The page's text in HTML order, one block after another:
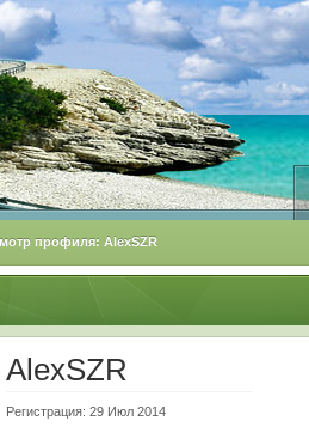
профиля: AlexSZR
AlexSZR
Регистрация: 29 Июл 2014